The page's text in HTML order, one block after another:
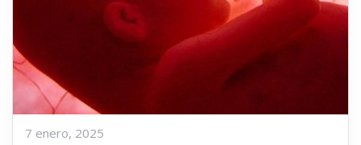
7 enero, 2025